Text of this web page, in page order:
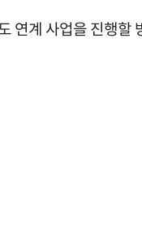
연계 사업을 진행할